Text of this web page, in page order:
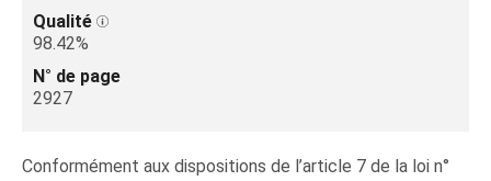
Qualité
98.42%
N° de page
2927
Conformément aux dispositions de l’article 7 de la loi n°